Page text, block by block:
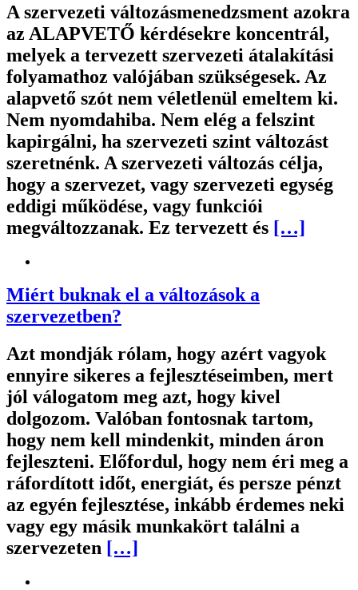
A szervezeti változásmenedzsment azokra
az ALAPVETŐ kérdésekre koncentrál,
melyek a tervezett szervezeti átalakítási
folyamathoz valójában szükségesek. Az
alapvető szót nem véletlenül emeltem ki.
Nem nyomdahiba. Nem elég a felszint
kapirgálni, ha szervezeti szint változást
szeretnénk. A szervezeti változás célja,
hogy a szervezet, vagy szervezeti egység
eddigi működése, vagy funkciói
megváltozzanak. Ez tervezett és […]
Miért buknak el a változások a
szervezetben?
Azt mondják rólam, hogy azért vagyok
ennyire sikeres a fejlesztéseimben, mert
jól válogatom meg azt, hogy kivel
dolgozom. Valóban fontosnak tartom,
hogy nem kell mindenkit, minden áron
fejleszteni. Előfordul, hogy nem éri meg a
ráfordított időt, energiát, és persze pénzt
az egyén fejlesztése, inkább érdemes neki
vagy egy másik munkakört találni a
szervezeten […]